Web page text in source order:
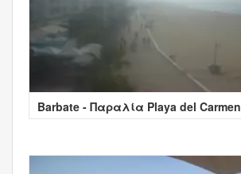
Barbate - Παραλία Playa del Carmen